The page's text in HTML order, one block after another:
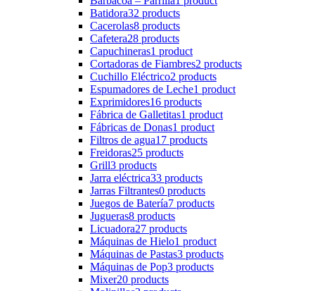
Batidora32 products
Cacerolas8 products
Cafetera28 products
Capuchineras1 product
Cortadoras de Fiambres2 products
Cuchillo Eléctrico2 products
Espumadores de Leche1 product
Exprimidores16 products
Fábrica de Galletitas1 product
Fábricas de Donas1 product
Filtros de agua17 products
Freidoras25 products
Grill3 products
Jarra eléctrica33 products
Jarras Filtrantes0 products
Juegos de Batería7 products
Jugueras8 products
Licuadora27 products
Máquinas de Hielo1 product
Máquinas de Pastas3 products
Máquinas de Pop3 products
Mixer20 products